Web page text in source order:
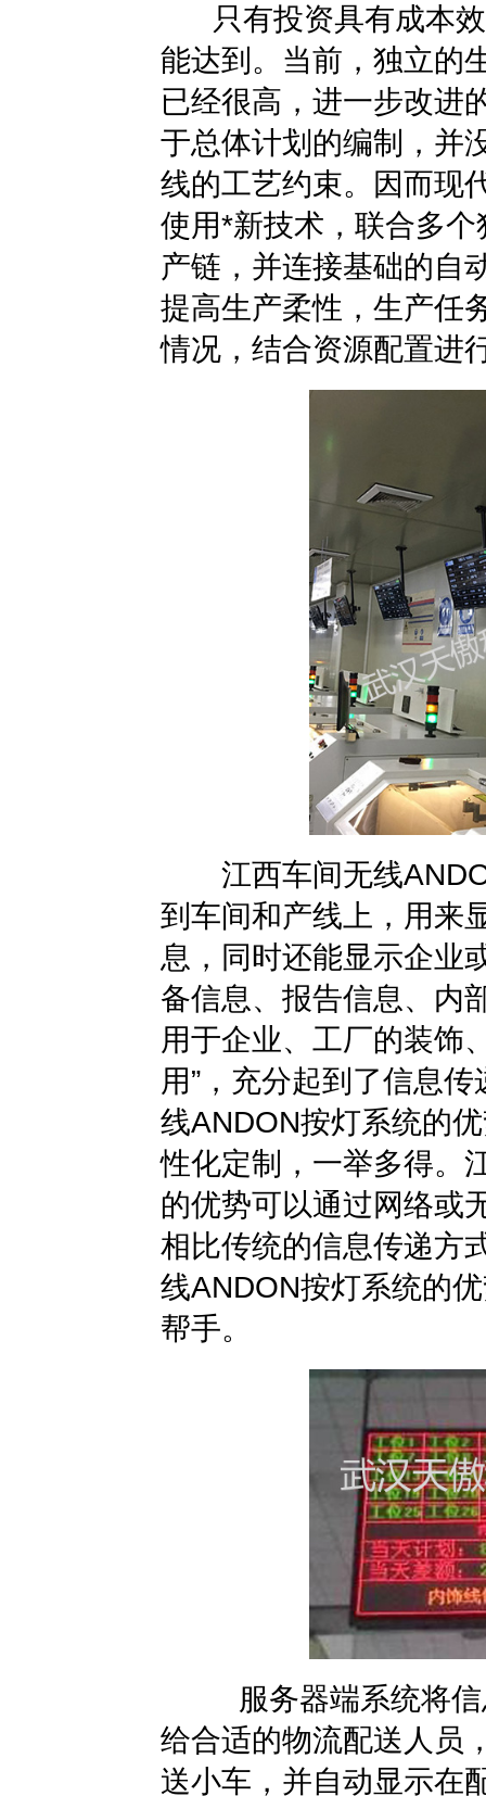
只有投资具有成本效
能达到。当前，独立的
已经很高，进一步改进
于总体计划的编制，并
线的工艺约束。因而现
使用*新技术，联合多
产链，并连接基础的自
提高生产柔性，生产任
情况，结合资源配置进
江西车间无线
到车间和产线上，用来
息，同时还能显示企业
备信息、报告信息、内
用于企业、工厂的装饰
用”，充分起到了信息
线ANDON按灯系统的
性化定制，一举多得。
的优势可以通过网络或
相比传统的信息传递方
线ANDON按灯系统的
帮手。
服务器端系统将信
给合适的物流配送人员
送小车，并自动显示在